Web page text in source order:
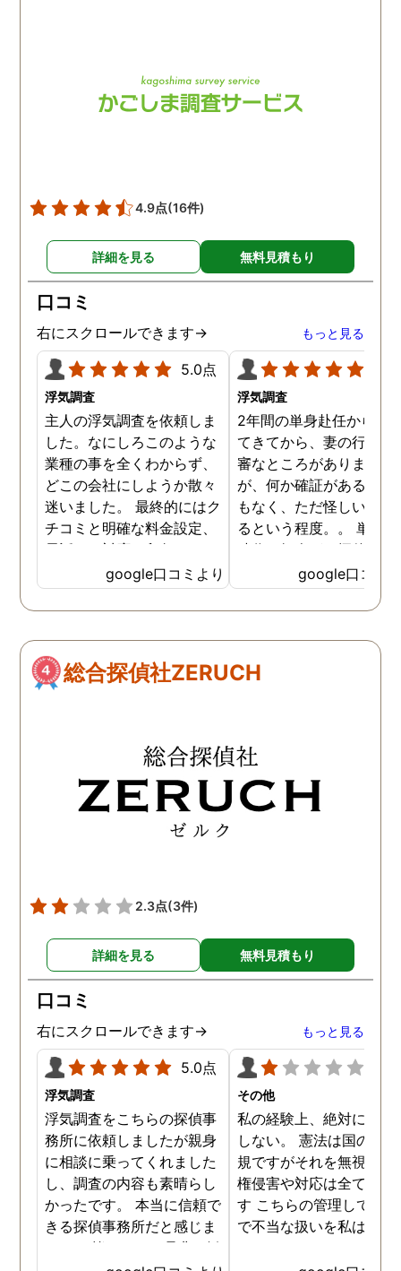
4.9点(16件)
詳細を見る 無料見積もり
口コミ
右にスクロールできます→ もっと見る
5.0点
浮気調査
主人の浮気調査を依頼しま
した。なにしろこのような
業種の事を全くわからず、
どこの会社にしようか散々
迷いました。 最終的にはク
チコミと明確な料金設定、
電話での対応、印象でこち
らに決めました。 最初から
私の話をしっかりと聞いて
くださり、穏やかで優しく
調査開始からとても細かく
報告をいただき、全信頼を
真、ひじょうに見やすい報
告書で満足のいくもので
す。 金額は安いものではあ
りませんが、他社とさほど
変わらず、むしろ総合的に
いたのですが、心身ともに
救われました。 クチコミが
遅くなりましたが、これか
らもスタッフみなさまお身
体に気をつけて、1人でも
多くの方の力になってくだ
さい！ 本当にありがとうご
ざいました。
google口コミより
浮気調査
2年間の単身赴任から帰
てきてから、妻の行動に
審なところがありました
が、何か確証があるわけ
もなく、ただ怪しい気が
るという程度。。 単身
時代の知人が、探偵に依
して証拠をつかんで離婚
たという話を思い出し、
色々なホームページを見
大きな金額を費やすこと
どこにお願いしたらいい
のが鹿児島調査サービス
んでした。 とりあえず
だけしてみたいと思い、
話をかけると、直接お会
らいかというところも全
わからない中で、金額は
見素人目には少し高く感
やメンタルケア、そして
際の調査内容などを考え
と非常におすすめです。
貞の証拠をつかむことが
ールではなく、親権をと
ことがゴールという中で
弁護士さんとも連携して
様々なアドバイスをいた
き、無事親権を獲得する
とができました。 本当
りがとうございました！
google口コミ
総合探偵社ZERUCH
2.3点(3件)
詳細を見る 無料見積もり
口コミ
右にスクロールできます→ もっと見る
5.0点
浮気調査
浮気調査をこちらの探偵事
務所に依頼しましたが親身
に相談に乗ってくれました
し、調査の内容も素晴らし
かったです。 本当に信頼で
きる探偵事務所だと感じま
した。 皆さんにも是非お勧
その他
私の経験上、絶対にお勧
しない。 憲法は国の最
規ですがそれを無視した
権侵害や対応は全て違法
す こちらの管理してい
で不当な扱いを私は受け